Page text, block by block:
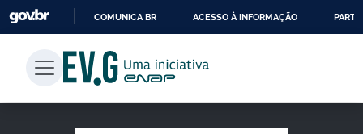
PARA
CONTEÚDO
COMUNICA BR ACESSO À INFORMAÇÃO